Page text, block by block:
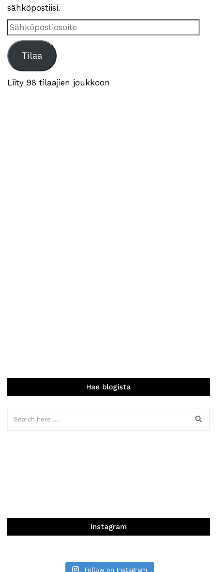
sähköpostiisi.
Sähköpostiosoite
Tilaa
Liity 98 tilaajien joukkoon
Hae blogista
Instagram
Follow on Instagram